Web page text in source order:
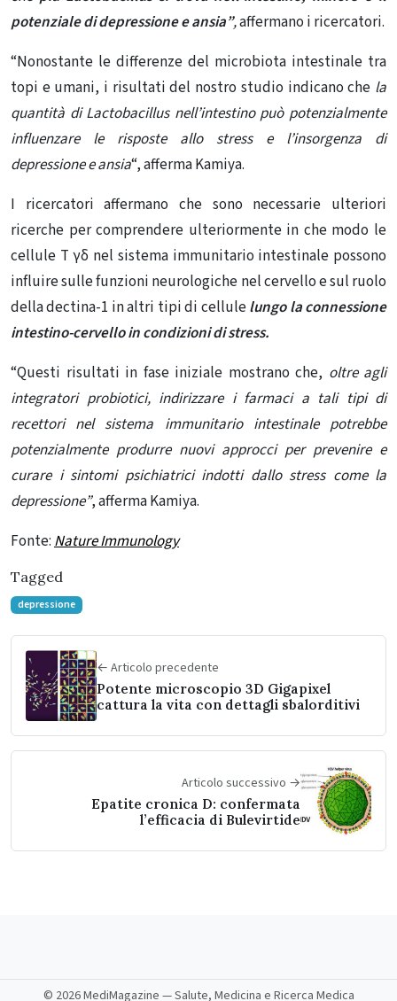
potenziale di depressione e ansia”,affermano i ricercatori.
“Nonostante le differenze del microbiota intestinale tra
topi e umani, i risultati del nostro studio indicano che la
quantità di Lactobacillus nell’intestino può potenzialmente
influenzare le risposte allo stress e l’insorgenza di
depressione e ansia“, afferma Kamiya.
I ricercatori affermano che sono necessarie ulteriori
ricerche per comprendere ulteriormente in che modo le
cellule T γδ nel sistema immunitario intestinale possono
influire sulle funzioni neurologiche nel cervello e sul ruolo
della dectina-1 in altri tipi di cellulelungo la connessione
intestino-cervello in condizioni di stress.
“Questi risultati in fase iniziale mostrano che, oltre agli
integratori probiotici, indirizzare i farmaci a tali tipi di
recettori nel sistema immunitario intestinale potrebbe
potenzialmente produrre nuovi approcci per prevenire e
curare i sintomi psichiatrici indotti dallo stress come la
depressione”, afferma Kamiya.
Fonte:Nature Immunology
Tagged
depressione
← Articolo precedente
Potente microscopio 3D Gigapixel
cattura la vita con dettagli sbalorditivi
Articolo successivo →
Epatite cronica D: confermata
l’efficacia di Bulevirtide
© 2026 MediMagazine — Salute, Medicina e Ricerca Medica